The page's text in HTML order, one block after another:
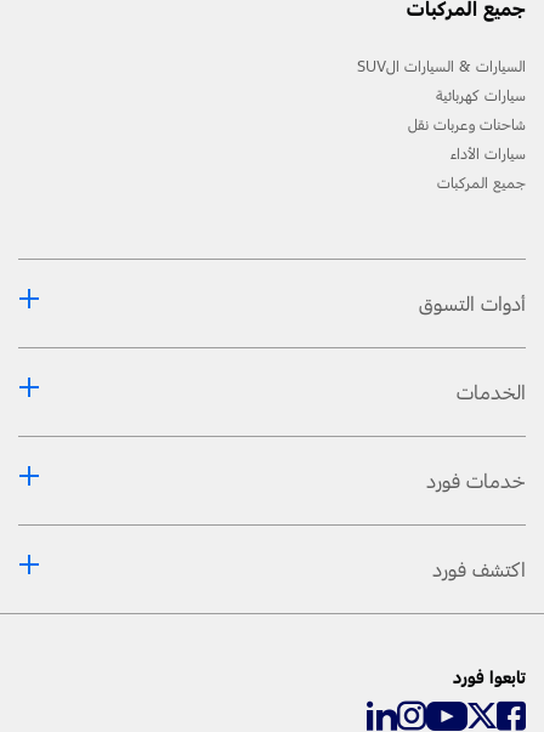
جميع المركبات
السيارات & السيارات الSUV
سيارات كهربائية
شاحنات وعربات نقل
سيارات الأداء
جميع المركبات
أدوات التسوق
الخدمات
خدمات فورد
اكتشف فورد
تابعوا فورد